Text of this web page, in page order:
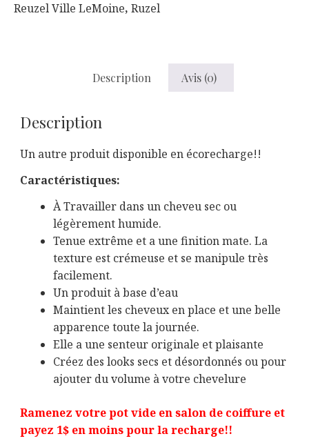
Reuzel Ville LeMoine, Ruzel
Description Avis (0)
Description
Un autre produit disponible en écorecharge!!
Caractéristiques:
À Travailler dans un cheveu sec ou
légèrement humide.
Tenue extrême et a une finition mate. La
texture est crémeuse et se manipule très
facilement.
Un produit à base d’eau
Maintient les cheveux en place et une belle
apparence toute la journée.
Elle a une senteur originale et plaisante
Créez des looks secs et désordonnés ou pour
ajouter du volume à votre chevelure
Ramenez votre pot vide en salon de coiffure et
payez 1$ en moins pour la recharge!!